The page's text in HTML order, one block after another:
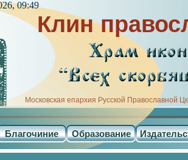
Клин
Московская епархия Русской Православной
Благочиние Образование
09:49